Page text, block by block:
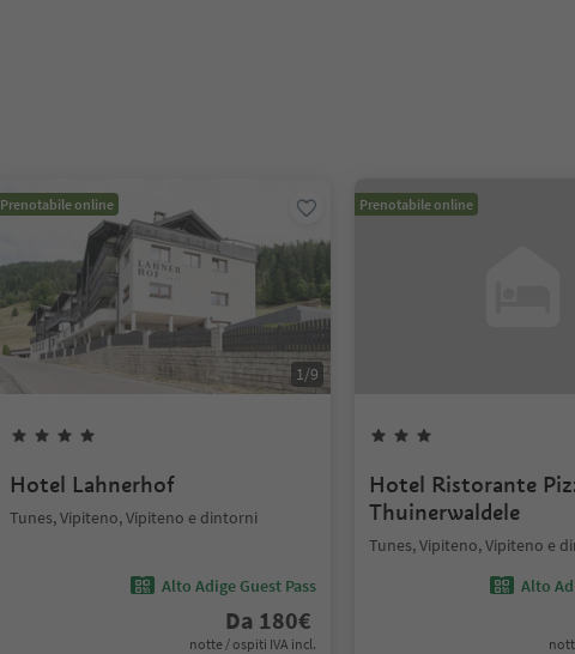
Prenotabile online
1/9
Hotel Lahnerhof
Tunes, Vipiteno, Vipiteno e dintorni
Alto Adige Guest Pass
Da 180€
notte / ospiti IVA incl.
Prenotabile online
Hotel Ristorante
Thuinerwaldele
Tunes, Vipiteno, Vipiteno e
Alto